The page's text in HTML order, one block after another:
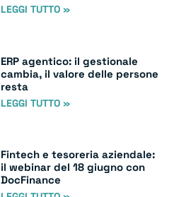
LEGGI TUTTO »
ERP agentico: il gestionale
cambia, il valore delle persone
resta
LEGGI TUTTO »
Fintech e tesoreria aziendale:
il webinar del 18 giugno con
DocFinance